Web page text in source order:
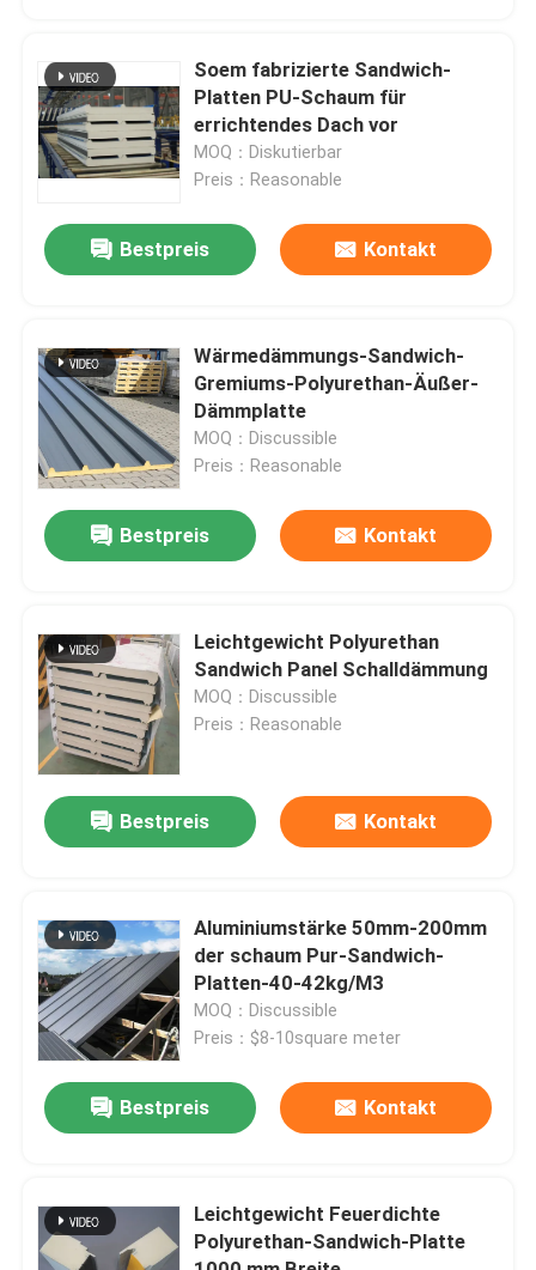
Produkte
Über uns
Fabrik-Ausflug
Treten Sie mit uns in Verbindung
Fordern Sie ein Zitat
Vorgefertigtes Stahllager
Rockwool-Sandwich-Platte
Soem fabrizierte Sandwich-
Platten PU-Schaum für
errichtendes Dach vor
MOQ：Diskutierbar
Preis：Reasonable
Bestpreis Kontakt
Wärmedämmungs-Sandwich-
Gremiums-Polyurethan-Äußer-
Dämmplatte
MOQ：Discussible
Preis：Reasonable
Bestpreis Kontakt
Leichtgewicht Polyurethan
Sandwich Panel Schalldämmung
MOQ：Discussible
Preis：Reasonable
Bestpreis Kontakt
Aluminiumstärke 50mm-200mm
der schaum Pur-Sandwich-
Platten-40-42kg/M3
MOQ：Discussible
Preis：$8-10square meter
Bestpreis Kontakt
Leichtgewicht Feuerdichte
Polyurethan-Sandwich-Platte